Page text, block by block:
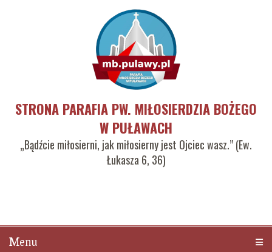
STRONA PARAFIA PW. MIŁOSIERDZIA BOŻEGO
W PUŁAWACH
„Bądźcie miłosierni, jak miłosierny jest Ojciec wasz.” (Ew.
Łukasza 6, 36)
Menu